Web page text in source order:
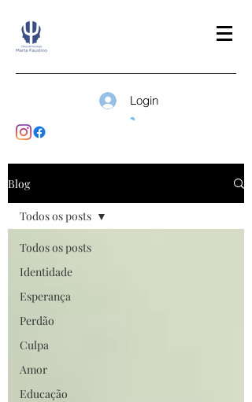
Login
Blog
Todos os posts
Identidade
Esperança
Perdão
Culpa
Amor
Educação
Todos os posts